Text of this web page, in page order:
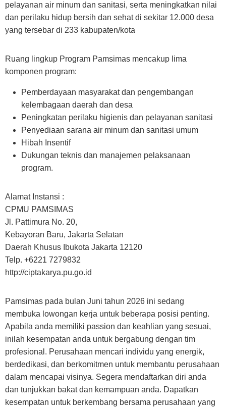
pelayanan air minum dan sanitasi, serta meningkatkan nilai
dan perilaku hidup bersih dan sehat di sekitar 12.000 desa
yang tersebar di 233 kabupaten/kota
Ruang lingkup Program Pamsimas mencakup lima
komponen program:
Pemberdayaan masyarakat dan pengembangan
kelembagaan daerah dan desa
Peningkatan perilaku higienis dan pelayanan sanitasi
Penyediaan sarana air minum dan sanitasi umum
Hibah Insentif
Dukungan teknis dan manajemen pelaksanaan
program.
Alamat Instansi :
CPMU PAMSIMAS
Jl. Pattimura No. 20,
Kebayoran Baru, Jakarta Selatan
Daerah Khusus Ibukota Jakarta 12120
Telp. +6221 7279832
http://ciptakarya.pu.go.id
Pamsimas pada bulan Juni tahun 2026 ini sedang
membuka lowongan kerja untuk beberapa posisi penting.
Apabila anda memiliki passion dan keahlian yang sesuai,
inilah kesempatan anda untuk bergabung dengan tim
profesional. Perusahaan mencari individu yang energik,
berdedikasi, dan berkomitmen untuk membantu perusahaan
dalam mencapai visinya. Segera mendaftarkan diri anda
dan tunjukkan bakat dan kemampuan anda. Dapatkan
kesempatan untuk berkembang bersama perusahaan yang